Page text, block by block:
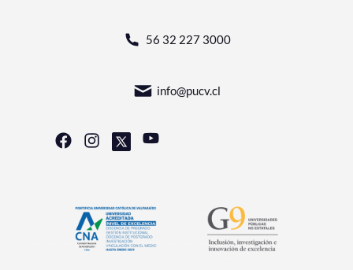
56 32 227 3000
info@pucv.cl